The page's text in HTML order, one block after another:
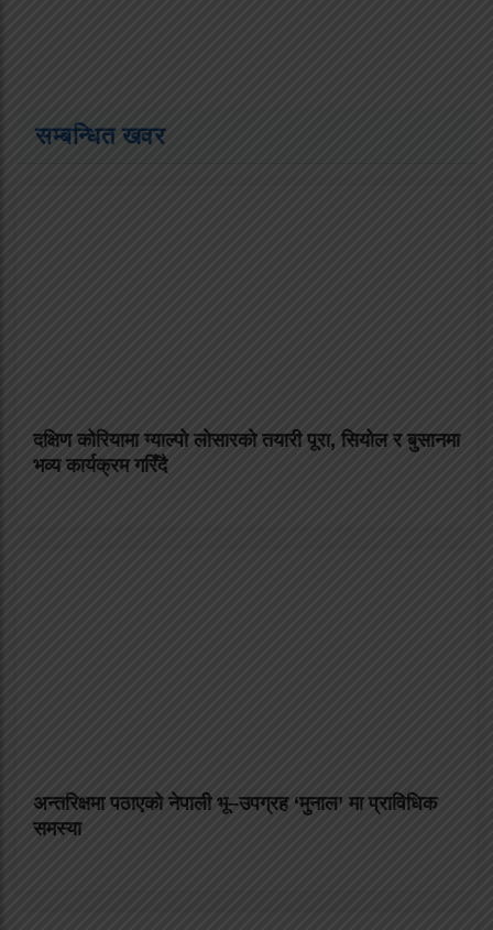
सम्बन्धित खवर
दक्षिण कोरियामा ग्याल्पो लोसारको तयारी पूरा, सियोल र बुसानमा
भव्य कार्यक्रम गरिँदै
अन्तरिक्षमा पठाएको नेपाली भू–उपग्रह ‘मुनाल’ मा प्राविधिक
समस्या